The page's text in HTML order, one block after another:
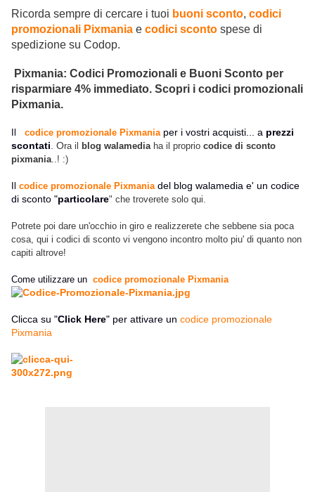
Ricorda sempre di cercare i tuoi buoni sconto, codici
promozionali Pixmania e codici sconto spese di
spedizione su Codop.
Pixmania: Codici Promozionali e Buoni Sconto per
risparmiare 4% immediato. Scopri i codici promozionali
Pixmania.
codice promozionale Pixmania per i vostri acquisti... a prezzi
scontati . Ora il blog walamediaha il proprio codice di sconto
pixmania..! :)
codice promozionale Pixmania del blog walamedia e' un codice
di sconto "particolare" che troverete solo qui.
Potrete poi dare un'occhio in giro e realizzerete che sebbene sia poca
cosa, qui i codici di sconto vi vengono incontro molto piu' di quanto non
capiti altrove!
Come utilizzare un codice promozionale Pixmania
Clicca su "Click Here" per attivare un codice promozionale
Pixmania